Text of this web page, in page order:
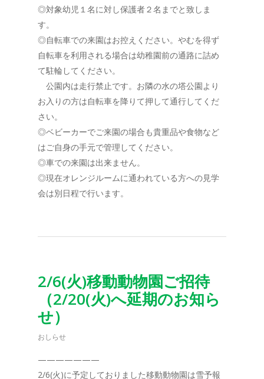
◎対象幼児１名に対し保護者２名までと致しま
す。
◎自転車での来園はお控えください。やむを得ず
自転車を利用される場合は幼稚園前の通路に詰め
て駐輪してください。
公園内は走行禁止です。お隣の水の塔公園より
お入りの方は自転車を降りて押して通行してくだ
さい。
◎ベビーカーでご来園の場合も貴重品や食物など
はご自身の手元で管理してください。
◎車での来園は出来ません。
◎現在オレンジルームに通われている方への見学
会は別日程で行います。
2/6(火)移動動物園ご招待
（2/20(火)へ延期のお知ら
せ）
おしらせ
———————
2/6(火)に予定しておりました移動動物園は雪予報